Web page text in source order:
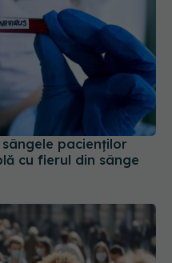
pacienților
cu fierul din sânge